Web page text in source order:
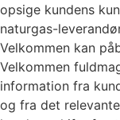
opsige kundens
naturgas-
Velkommen kan
Velkommen
information fra
og fra det